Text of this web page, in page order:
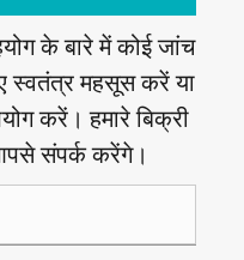
के बारे में कोई जांच
स्वतंत्र महसूस करें या
करें। हमारे बिक्री
संपर्क करेंगे।